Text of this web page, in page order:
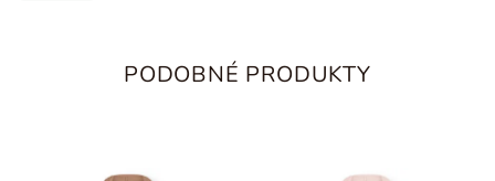
PODOBNÉ PRODUKTY